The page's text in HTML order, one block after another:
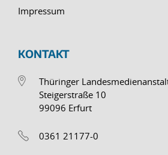
Impressum
KONTAKT
Thüringer
Steigerstraße 10
99096 Erfurt
0361 21177-0